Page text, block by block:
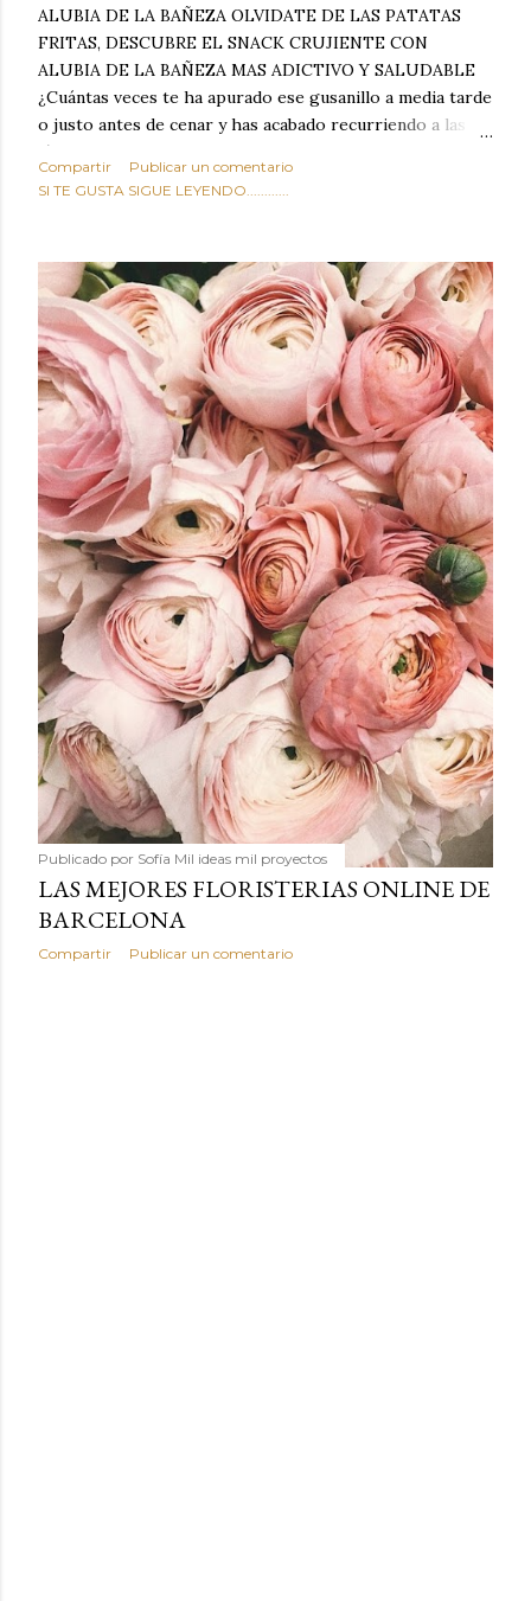
ALUBIA DE LA BAÑEZA OLVIDATE DE LAS PATATAS
FRITAS, DESCUBRE EL SNACK CRUJIENTE CON
ALUBIA DE LA BAÑEZA MAS ADICTIVO Y SALUDABLE
¿Cuántas veces te ha apurado ese gusanillo a media tarde
o justo antes de cenar y has acabado recurriendo a las
típicas patatas de bolsa, frutos secos fritos o snacks
ultraprocesados llenos de grasas saturadas y sodio?
sabroso, con ese toque tostado y crujiente que tanto nos
satisface. Estas alubias crujientes al horno van a cambiar
por completo tu forma de ver las legumbres. Olvídate de
asociar las alubias únicamente a los guisos tradicionales y
copiosos de invierno. Con esta receta simple pero
revolucionaria, transformaremos un ingrediente tan
humilde como la alubia de La Bañeza en un snack ligero,
dorado, cargado de proteína y 100% natural. Es el
sustituto perfecto a los frutos se...
Compartir
Publicar un comentario
SI TE GUSTA SIGUE LEYENDO............
Publicado por Sofía Mil ideas mil proyectos
LAS MEJORES FLORISTERIAS ONLINE DE
BARCELONA
Compartir Publicar un comentario